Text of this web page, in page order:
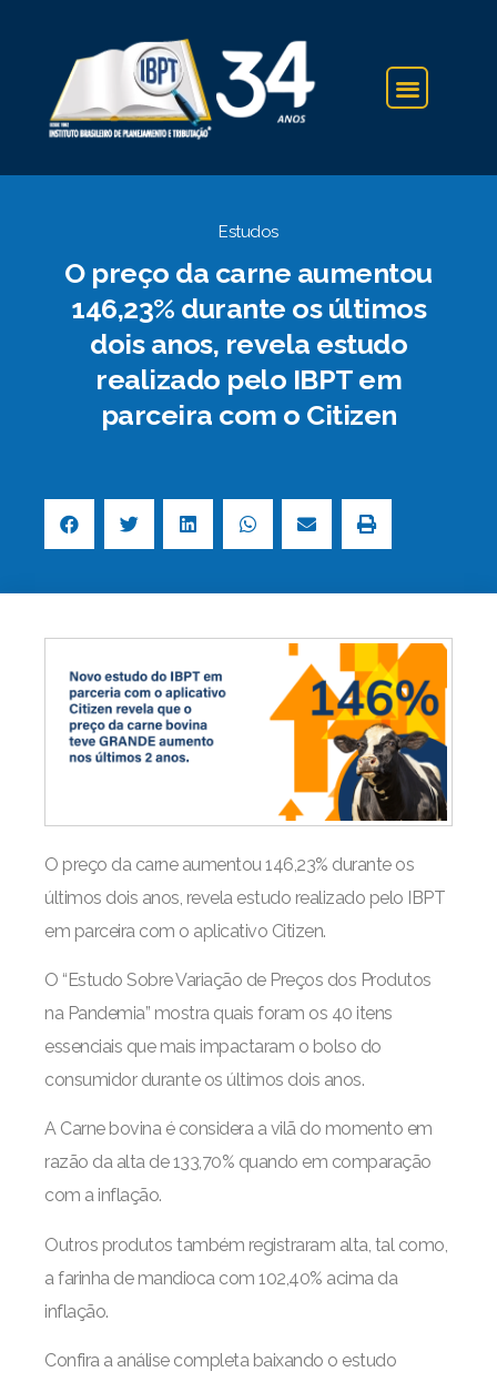
Estudos
O preço da carne aumentou
146,23% durante os últimos
dois anos, revela estudo
realizado pelo IBPT em
parceira com o Citizen
O preço da carne aumentou 146,23% durante os
últimos dois anos, revela estudo realizado pelo IBPT
em parceira com o aplicativo Citizen.
O “Estudo Sobre Variação de Preços dos Produtos
na Pandemia” mostra quais foram os 40 itens
essenciais que mais impactaram o bolso do
consumidor durante os últimos dois anos.
A Carne bovina é considera a vilã do momento em
razão da alta de 133,70% quando em comparação
com a inflação.
Outros produtos também registraram alta, tal como,
a farinha de mandioca com 102,40% acima da
inflação.
Confira a análise completa baixando o estudo